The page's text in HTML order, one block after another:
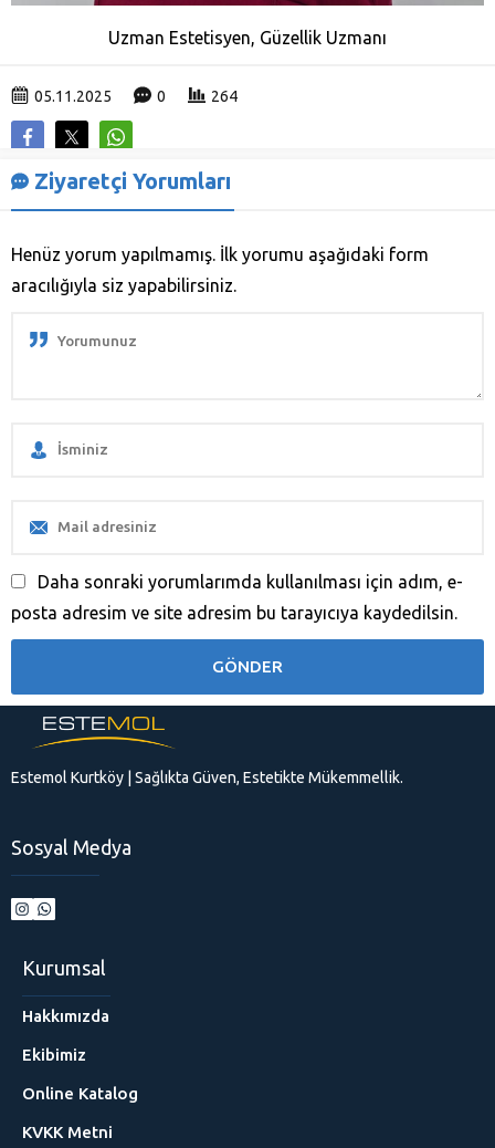
Uzman Estetisyen, Güzellik Uzmanı
05.11.2025 0 264
Ziyaretçi Yorumları
Henüz yorum yapılmamış. İlk yorumu aşağıdaki form
aracılığıyla siz yapabilirsiniz.
Daha sonraki yorumlarımda kullanılması için adım, e-
posta adresim ve site adresim bu tarayıcıya kaydedilsin.
Estemol Kurtköy | Sağlıkta Güven, Estetikte Mükemmellik.
Sosyal Medya
Kurumsal
Hakkımızda
Ekibimiz
Online Katalog
KVKK Metni